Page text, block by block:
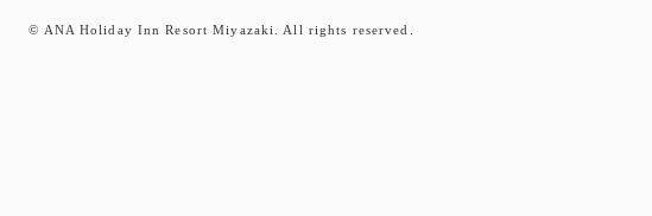
© ANA Holiday Inn Resort Miyazaki. All rights reserved.